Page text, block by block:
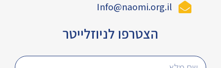
Info@naomi.org.il
הצטרפו לניוזלייטר